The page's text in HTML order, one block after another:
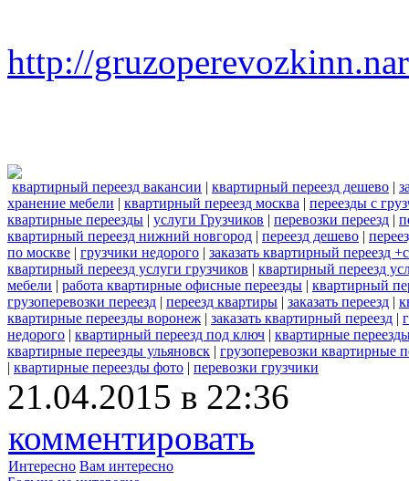
http://
квартирный переезд вакансии | квартирный переезд дешево |
хранение мебели | квартирный переезд москва | переезды с
квартирные переезды | услуги Грузчиков | перевозки переезд |
квартирный переезд нижний новгород | переезд дешево |
по москве | грузчики недорого | заказать квартирный переезд
квартирный переезд услуги грузчиков | квартирный переезд
мебели | работа квартирные офисные переезды | квартирный
грузоперевозки переезд | переезд квартиры | заказать переезд |
квартирные переезды воронеж | заказать квартирный переезд |
недорого | квартирный переезд под ключ | квартирные
квартирные переезды ульяновск | грузоперевозки квартирные
| квартирные переезды фото | перевозки грузчики
21.04.2015 в 22:36
комментировать
Интересно Вам интересно